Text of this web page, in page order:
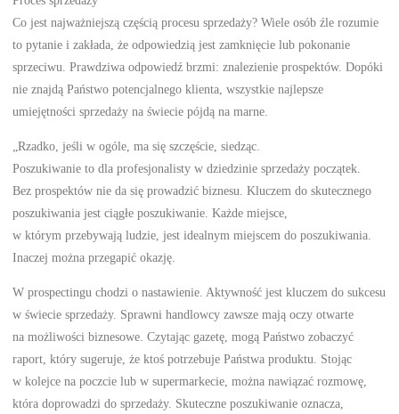
Co jest najważniejszą częścią procesu sprzedaży? Wiele osób źle rozumie
to pytanie i zakłada, że odpowiedzią jest zamknięcie lub pokonanie
sprzeciwu. Prawdziwa odpowiedź brzmi: znalezienie prospektów. Dopóki
nie znajdą Państwo potencjalnego klienta, wszystkie najlepsze
umiejętności sprzedaży na świecie pójdą na marne.
„Rzadko, jeśli w ogóle, ma się szczęście, siedząc.
Poszukiwanie to dla profesjonalisty w dziedzinie sprzedaży początek.
Bez prospektów nie da się prowadzić biznesu. Kluczem do skutecznego
poszukiwania jest ciągłe poszukiwanie. Każde miejsce,
w którym przebywają ludzie, jest idealnym miejscem do poszukiwania.
Inaczej można przegapić okazję.
W prospectingu chodzi o nastawienie. Aktywność jest kluczem do sukcesu
w świecie sprzedaży. Sprawni handlowcy zawsze mają oczy otwarte
na możliwości biznesowe. Czytając gazetę, mogą Państwo zobaczyć
raport, który sugeruje, że ktoś potrzebuje Państwa produktu. Stojąc
w kolejce na poczcie lub w supermarkecie, można nawiązać rozmowę,
która doprowadzi do sprzedaży. Skuteczne poszukiwanie oznacza,